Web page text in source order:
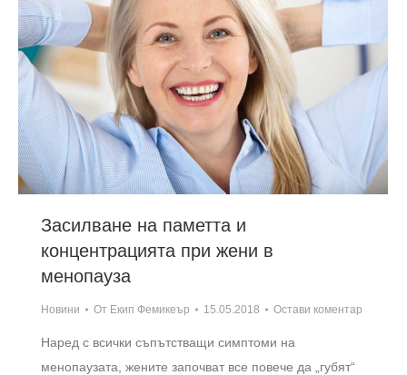
Засилване на паметта и
концентрацията при жени в
менопауза
Новини От Екип Фемикеър 15.05.2018 Остави коментар
Наред с всички съпътстващи симптоми на
менопаузата, жените започват все повече да „губят“